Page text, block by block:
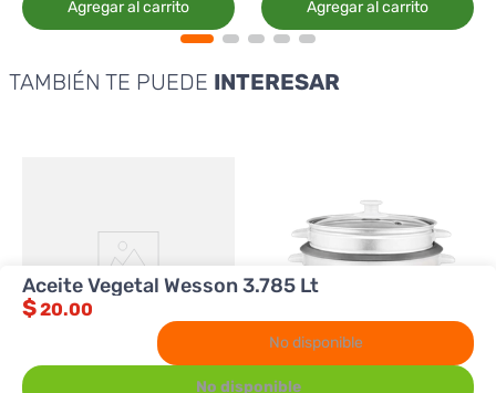
Agregar al carrito Agregar al carrito
TAMBIÉN TE PUEDE INTERESAR
Aceite Vegetal Wesson 3.785 Lt
$20.00
No disponible
No disponible